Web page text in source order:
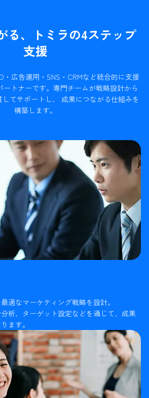
る、トミラの4ステップ
支援
・広告運用・SNS・CRMなど統合的に支援
トナーです。 専門チームが戦略設計から
てサポートし、 成果につながる仕組みを
構築します。
適なマーケティング戦略を設計。
析、ターゲット設定などを通じて、成果
ます。